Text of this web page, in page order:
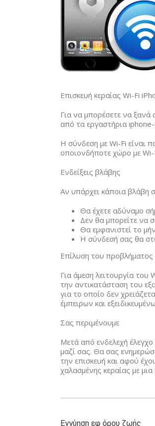
Επισκευή κεραίας Wi-Fi
Για να μπορέσετε να ξανά
από τα εργαστήρια
Η σύνδεση με Wi-Fi είναι
οποιονδήποτε χώρο με Wi-
Ενδείξεις βλάβης
Αν υπάρχει κάποια βλάβη
Θα έχετε αδύναμο
Δεν θα μπορείτε να
Θα εμφανιστεί το
Η σύνδεσή σας θα
Επίλυση του προβλήματος
Για άμεση λειτουργία του
την αντικατάσταση του
για το οποίο δεν
έμπειρων και
Σας περιμένουμε
Μετά από ενδελεχή έλεγχο
μαζί σας. Θα σας
την επισκευή και αφού
χαλασμένης κεραίας με
Εγγύηση εφ όρου ζωής